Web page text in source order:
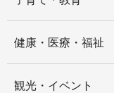
健康・医療・福祉
観光・イベント